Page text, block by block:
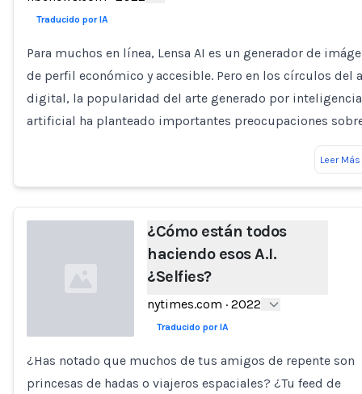
Traducido por IA
Para muchos en línea, Lensa AI es un generador de
de perfil económico y accesible. Pero en los círculos del
digital, la popularidad del arte generado por inteligencia
artificial ha planteado importantes preocupaciones
Leer Más
¿Cómo están todos
haciendo esos A.I.
¿Selfies?
nytimes.com · 2022
Traducido por IA
¿Has notado que muchos de tus amigos de repente son
princesas de hadas o viajeros espaciales? ¿Tu feed de